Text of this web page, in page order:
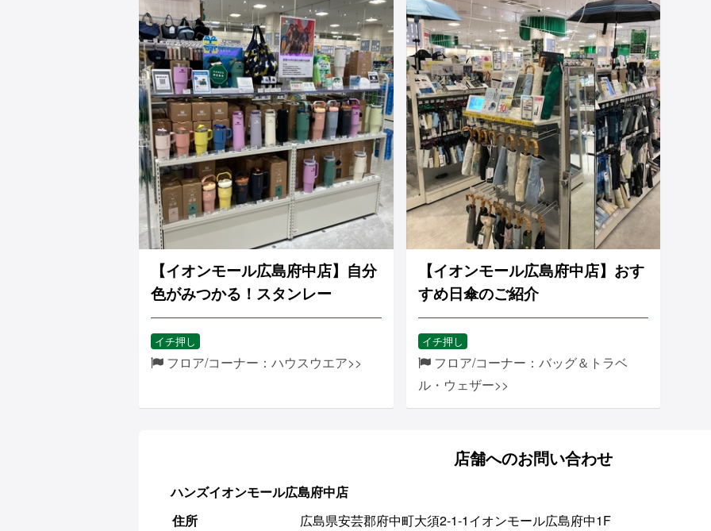
【イオンモール広島府中店】自分
色がみつかる！スタンレー
イチ押し
フロア/コーナー：ハウスウエア>>
【イオンモール広島府中店】おす
すめ日傘のご紹介
イチ押し
フロア/コーナー：バッグ＆トラベ
ル・ウェザー>>
店舗へのお問い合わせ
ハンズイオンモール広島府中店
住所
広島県安芸郡府中町大須2-1-1イオンモール広島府中1F